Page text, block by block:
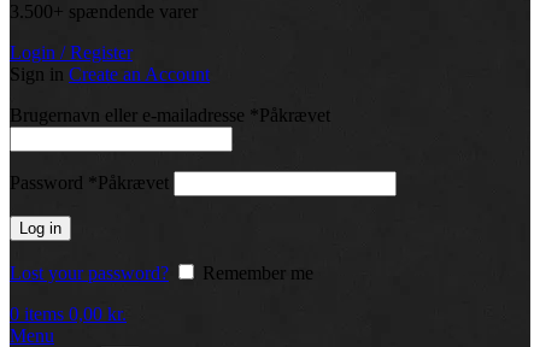
3.500+ spændende varer
Login / Register
Sign in Create an Account
Brugernavn eller e-mailadresse * Påkrævet
Password * Påkrævet
Log in
Lost your password?
Remember me
0 items 0,00 kr.
Menu